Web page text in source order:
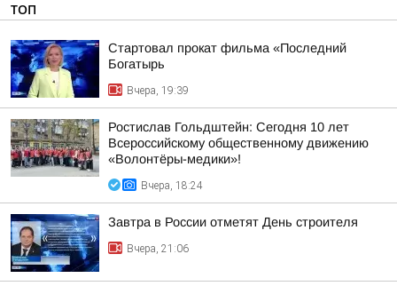
ТОП
Стартовал прокат фильма «Последний
Богатырь
Вчера, 19:39
Ростислав Гольдштейн: Сегодня 10 лет
Всероссийскому общественному движению
«Волонтёры-медики»!
Вчера, 18:24
Завтра в России отметят День строителя
Вчера, 21:06